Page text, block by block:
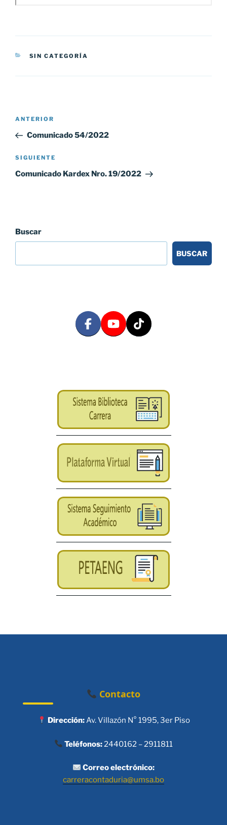
CATEGORÍAS
SIN CATEGORÍA
Navegación
entradas
Entrada
anterior:
ANTERIOR
Comunicado 54/2022
Siguiente
entrada
SIGUIENTE
Comunicado Kardex Nro. 19/2022
Buscar
BUSCAR
Contacto
Dirección:Av. Villazón N° 1995, 3er Piso
Teléfonos:2440162 – 2911811
Correo electrónico:
carreracontaduria@umsa.bo